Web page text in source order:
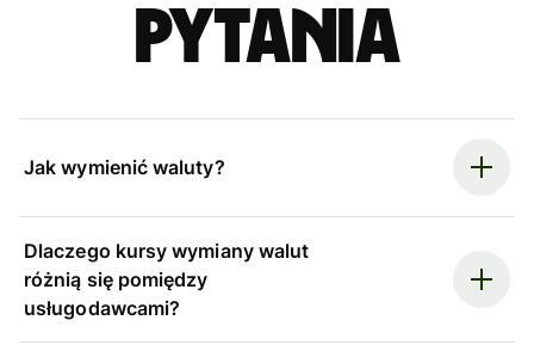
pytania
Jak wymienić waluty?
Dlaczego kursy wymiany walut
różnią się pomiędzy
usługodawcami?